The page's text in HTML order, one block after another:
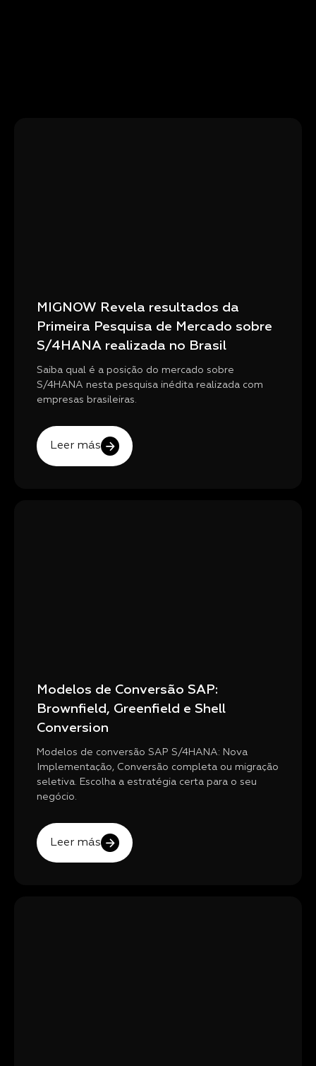
MIGNOW Revela resultados da
Primeira Pesquisa de Mercado sobre
S/4HANA realizada no Brasil
Saiba qual é a posição do mercado sobre
S/4HANA nesta pesquisa inédita realizada com
empresas brasileiras.
Leer más
Modelos de Conversão SAP:
Brownfield, Greenfield e Shell
Conversion
Modelos de conversão SAP S/4HANA: Nova
Implementação, Conversão completa ou migração
seletiva. Escolha a estratégia certa para o seu
negócio.
Leer más